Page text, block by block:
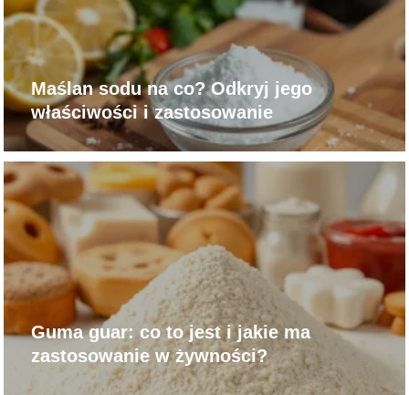
Maślan sodu na co? Odkryj jego
właściwości i zastosowanie
Guma guar: co to jest i jakie ma
zastosowanie w żywności?